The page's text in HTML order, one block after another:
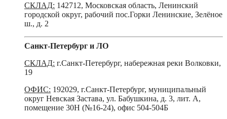
СКЛАД: 142712, Московская область, Ленинский
городской округ, рабочий пос.Горки Ленинские, Зелёное
ш., д. 2
Санкт-Петербург и ЛО
СКЛАД: г.Санкт-Петербург, набережная реки Волковки,
19
ОФИС: 192029, г.Санкт-Петербург, муниципальный
округ Невская Застава, ул. Бабушкина, д. 3, лит. А,
помещение 30Н (№16-24), офис 504-504Б